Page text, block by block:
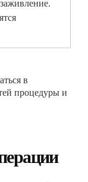
в
процедуры и